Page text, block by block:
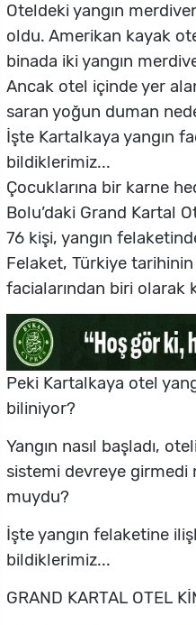
Oteldeki yangın
oldu. Amerikan kayak
binada iki yangın
Ancak otel içinde yer
saran yoğun duman
İşte Kartalkaya yangın
bildiklerimiz...
Çocuklarına bir karne
Bolu’daki Grand Kartal
76 kişi, yangın
Felaket, Türkiye
facialarından biri olarak
Peki Kartalkaya otel
biliniyor?
Yangın nasıl başladı,
sistemi devreye girmedi
muydu?
İşte yangın felaketine
bildiklerimiz...
GRAND KARTAL OTEL